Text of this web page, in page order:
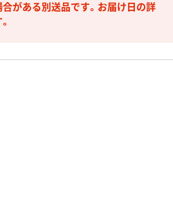
がある別送品です。お届け日の詳